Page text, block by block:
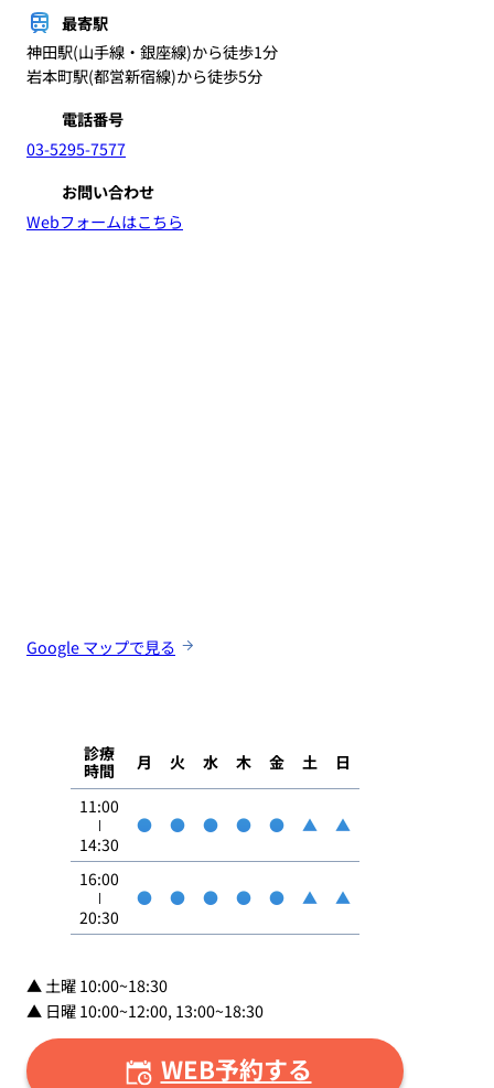
最寄駅
神田駅(山手線・銀座線)から徒歩1分
岩本町駅(都営新宿線)から徒歩5分
電話番号
03-5295-7577
お問い合わせ
Webフォームはこちら
Google マップで見る
診療
時間
月 火 水 木 金 土
日
11:00
14:30
● ● ● ● ● ▲ ▲
16:00
20:30
● ● ● ● ● ▲ ▲
▲ 土曜 10:00~18:30
▲ 日曜 10:00~12:00, 13:00~18:30
WEB予約する